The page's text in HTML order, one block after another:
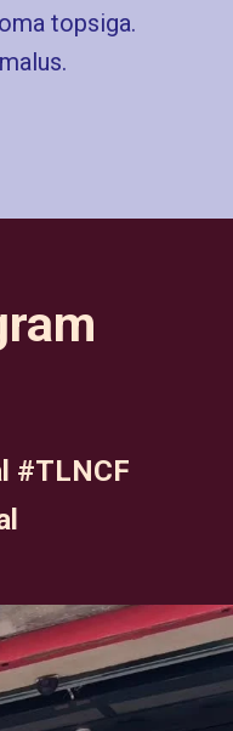
topsiga.
#TLNCF